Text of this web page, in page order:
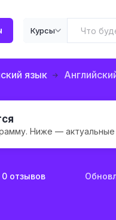
Курсы
язык
Ниже — актуальные
0 отзывов